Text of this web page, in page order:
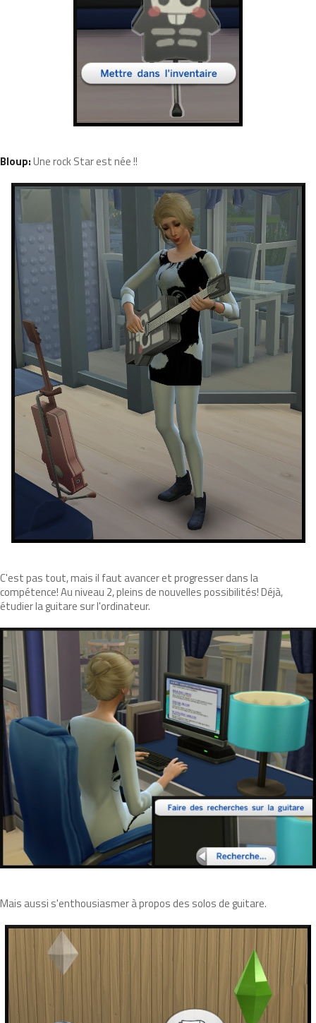
Bloup:Une rock Star est née !!
C'est pas tout, mais il faut avancer et progresser dans la
compétence! Au niveau 2, pleins de nouvelles possibilités! Déjà,
étudier la guitare sur l'ordinateur.
Mais aussi s'enthousiasmer à propos des solos de guitare.